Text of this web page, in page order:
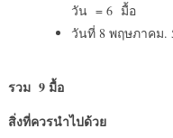
วัน = 6 มื้อ
วันที่ 8 พฤษภาคม.
=
รวม9 มื้อ
สิ่งที่ควรนำไปด้วย